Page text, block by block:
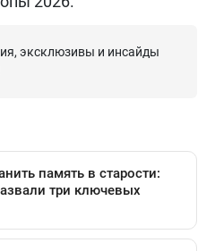
эксклюзивы и инсайды